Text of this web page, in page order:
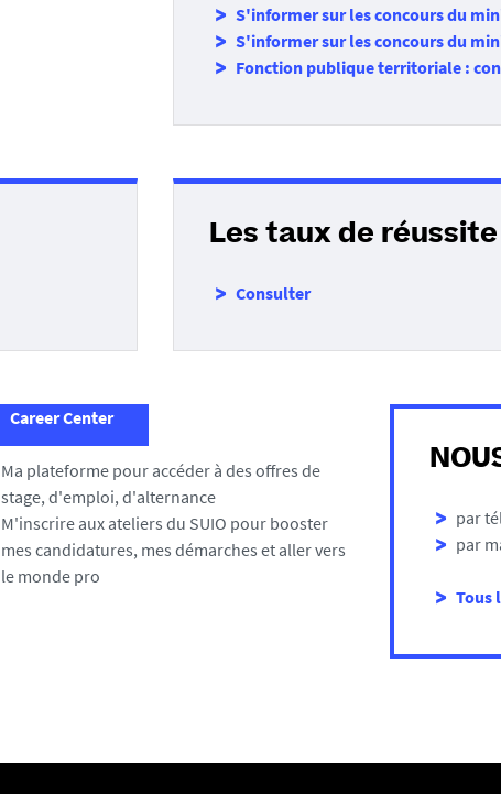
S'informer sur les concours du
S'informer sur les concours du
Fonction publique territoriale :
Les taux de
Consulter
Career Center
Ma plateforme pour accéder à des offres de
stage, d'emploi, d'alternance
M'inscrire aux ateliers du SUIO pour booster
mes candidatures, mes démarches et aller vers
le monde pro
par
par
Tous